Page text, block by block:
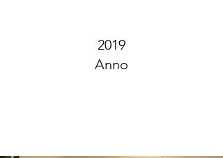
2019
Anno